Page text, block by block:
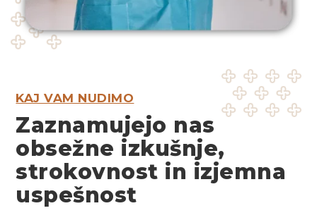
KAJ VAM NUDIMO
Zaznamujejo nas
obsežne izkušnje,
strokovnost in izjemna
uspešnost